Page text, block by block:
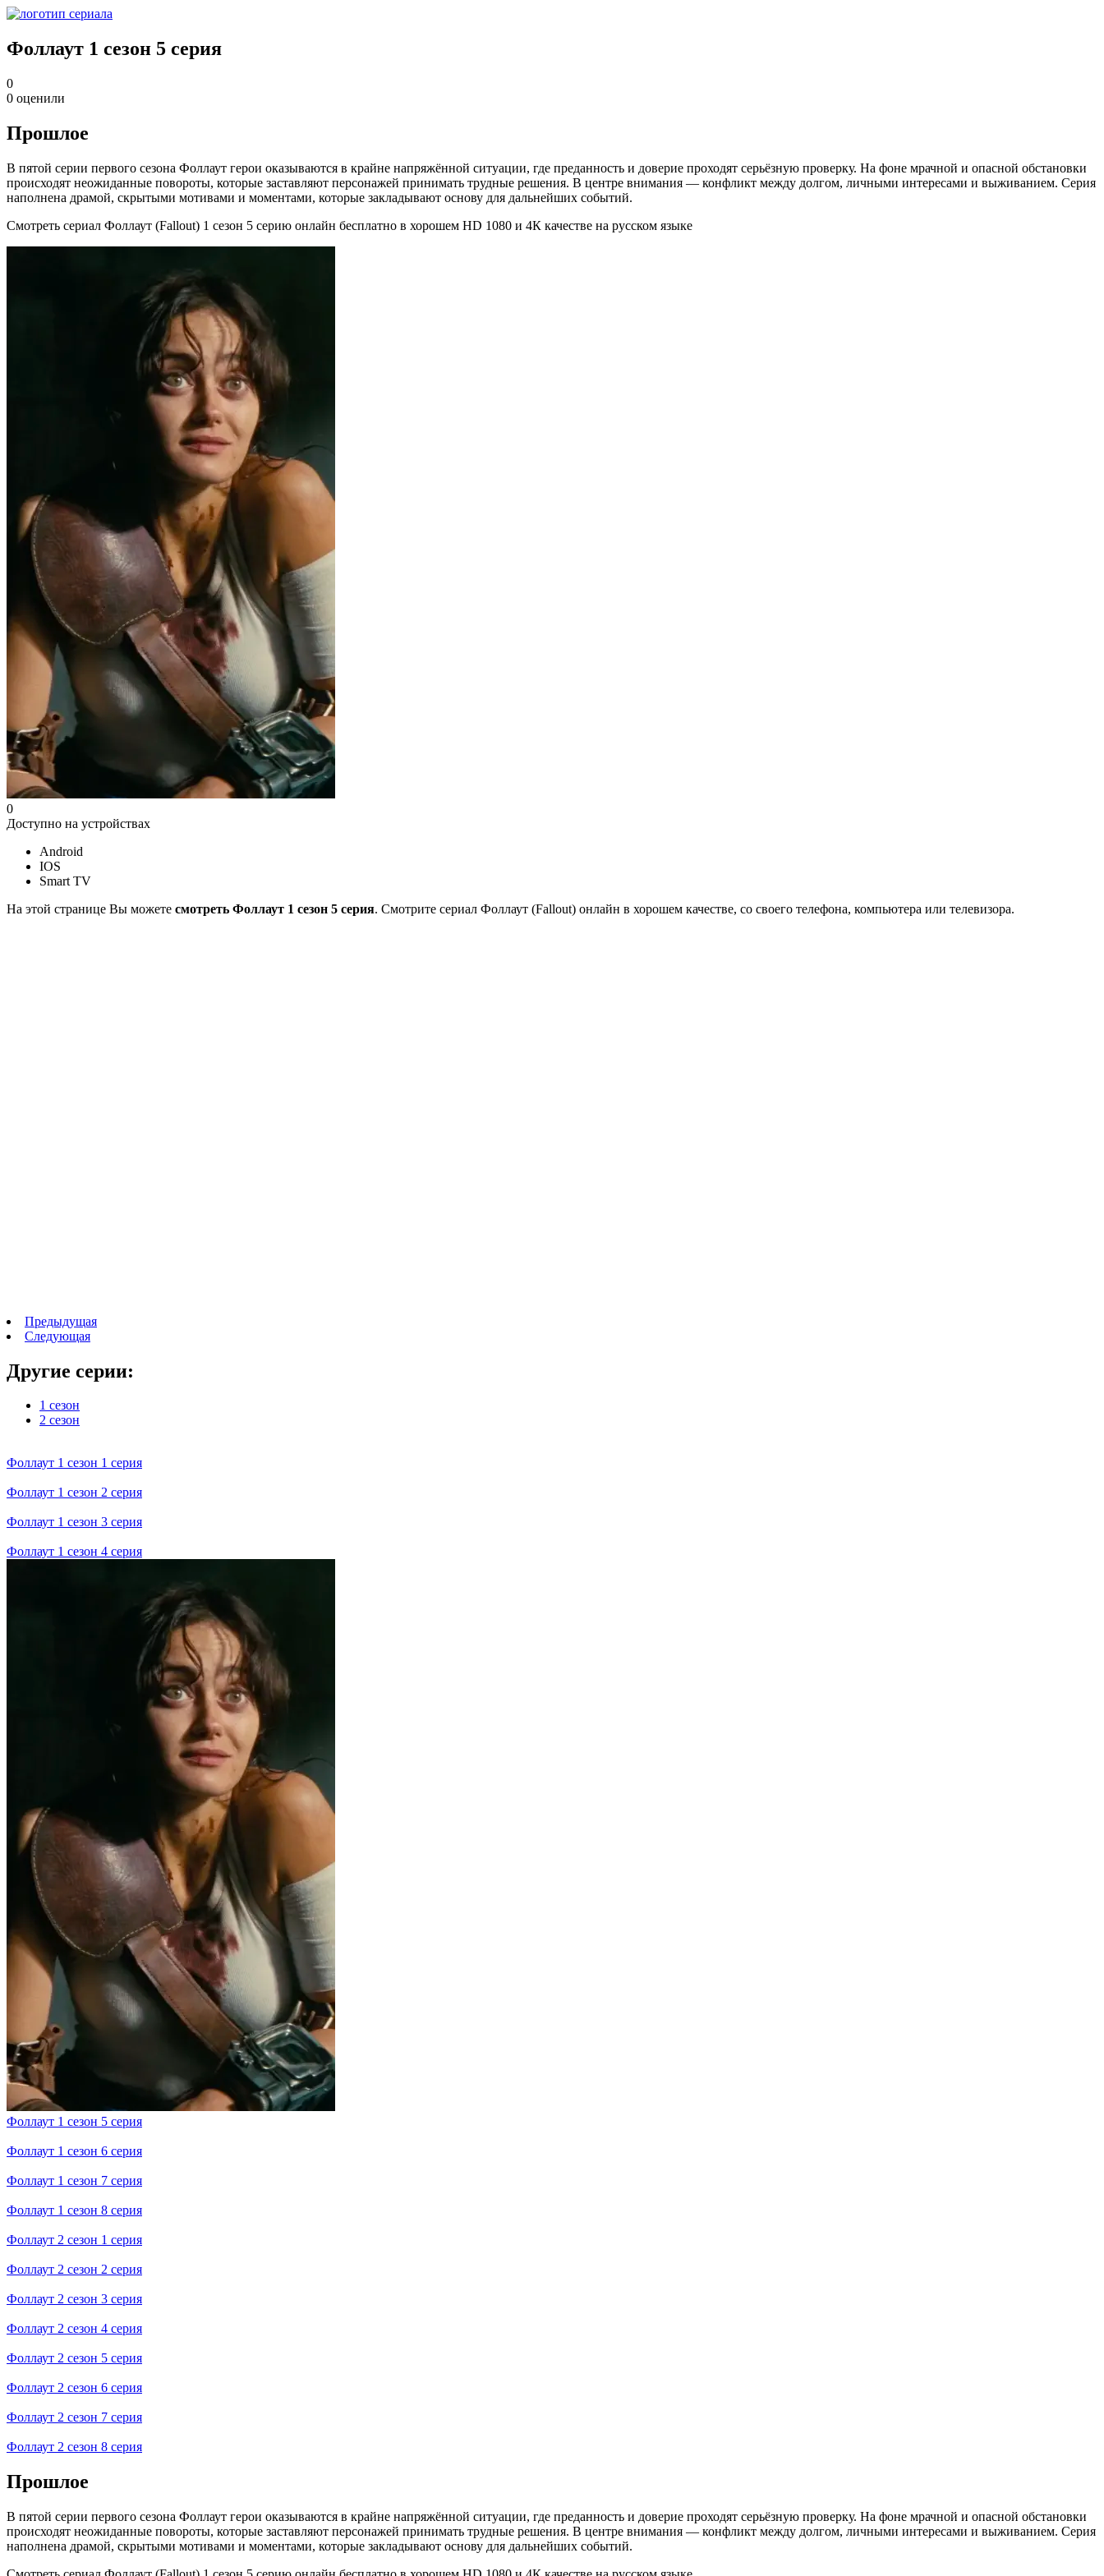
Фоллаут 1 сезон 5 серия
0
0 оценили
Прошлое
В пятой серии первого сезона Фоллаут герои оказываются в крайне напряжённой ситуации, где преданность и доверие проходят серьёзную проверку. На фоне мрачной и опасной обстановки
происходят неожиданные повороты, которые заставляют персонажей принимать трудные решения. В центре внимания — конфликт между долгом, личными интересами и выживанием. Серия
наполнена драмой, скрытыми мотивами и моментами, которые закладывают основу для дальнейших событий.
Смотреть сериал Фоллаут (Fallout) 1 сезон 5 серию онлайн бесплатно в хорошем HD 1080 и 4К качестве на русском языке
0
Доступно на устройствах
Android
IOS
Smart TV
На этой странице Вы можете смотреть Фоллаут 1 сезон 5 серия. Смотрите сериал Фоллаут (Fallout) онлайн в хорошем качестве, со своего телефона, компьютера или телевизора.
Предыдущая
Следующая
Другие серии:
1 сезон
2 сезон
Фоллаут 1 сезон 1 серия
Фоллаут 1 сезон 2 серия
Фоллаут 1 сезон 3 серия
Фоллаут 1 сезон 4 серия
Фоллаут 1 сезон 5 серия
Фоллаут 1 сезон 6 серия
Фоллаут 1 сезон 7 серия
Фоллаут 1 сезон 8 серия
Фоллаут 2 сезон 1 серия
Фоллаут 2 сезон 2 серия
Фоллаут 2 сезон 3 серия
Фоллаут 2 сезон 4 серия
Фоллаут 2 сезон 5 серия
Фоллаут 2 сезон 6 серия
Фоллаут 2 сезон 7 серия
Фоллаут 2 сезон 8 серия
Прошлое
В пятой серии первого сезона Фоллаут герои оказываются в крайне напряжённой ситуации, где преданность и доверие проходят серьёзную проверку. На фоне мрачной и опасной обстановки
происходят неожиданные повороты, которые заставляют персонажей принимать трудные решения. В центре внимания — конфликт между долгом, личными интересами и выживанием. Серия
наполнена драмой, скрытыми мотивами и моментами, которые закладывают основу для дальнейших событий.